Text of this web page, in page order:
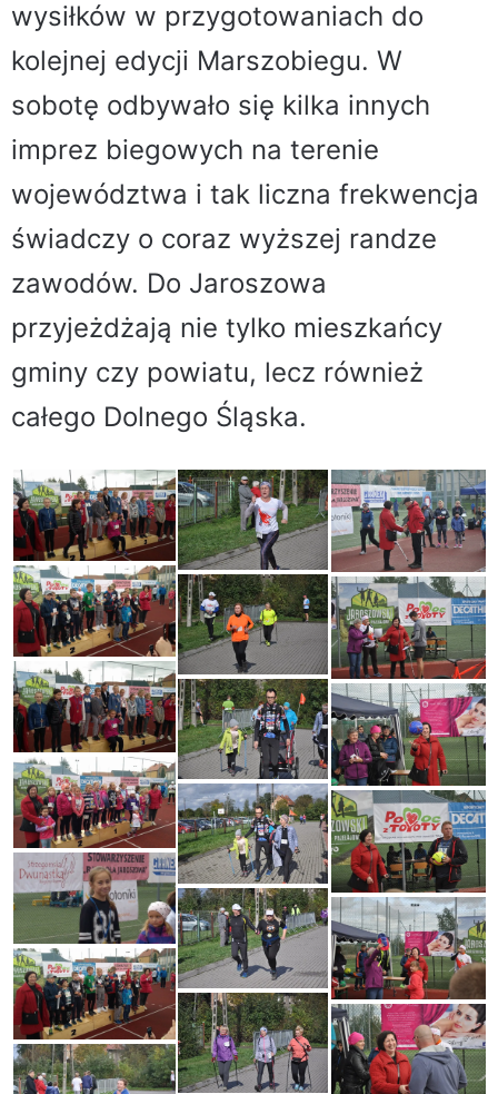
wysiłków w przygotowaniach do
kolejnej edycji Marszobiegu. W
sobotę odbywało się kilka innych
imprez biegowych na terenie
województwa i tak liczna frekwencja
świadczy o coraz wyższej randze
zawodów. Do Jaroszowa
przyjeżdżają nie tylko mieszkańcy
gminy czy powiatu, lecz również
całego Dolnego Śląska.